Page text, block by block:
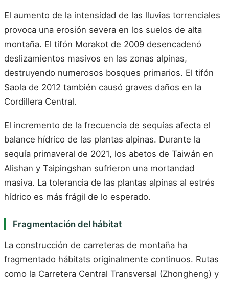
El aumento de la intensidad de las lluvias torrenciales
provoca una erosión severa en los suelos de alta
montaña. El tifón Morakot de 2009 desencadenó
deslizamientos masivos en las zonas alpinas,
destruyendo numerosos bosques primarios. El tifón
Saola de 2012 también causó graves daños en la
Cordillera Central.
El incremento de la frecuencia de sequías afecta el
balance hídrico de las plantas alpinas. Durante la
sequía primaveral de 2021, los abetos de Taiwán en
Alishan y Taipingshan sufrieron una mortandad
masiva. La tolerancia de las plantas alpinas al estrés
hídrico es más frágil de lo esperado.
Fragmentación del hábitat
La construcción de carreteras de montaña ha
fragmentado hábitats originalmente continuos. Rutas
como la Carretera Central Transversal (Zhongheng) y